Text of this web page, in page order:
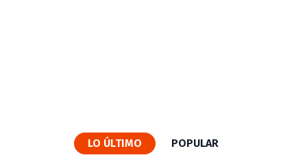
LO ÚLTIMO POPULAR